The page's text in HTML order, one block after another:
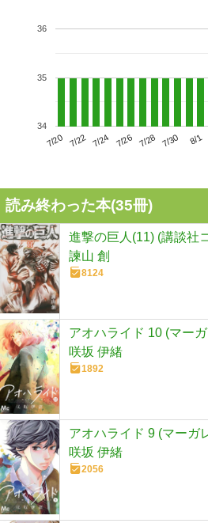
7/20 7/22 7/24 7/26 7/28 7/30 8/1
34
35
36
読み終わった本(35冊)
進撃の巨人(11) (講談社
諫山 創
8124
アオハライド 10 (マー
咲坂 伊緒
1892
アオハライド 9 (マーガ
咲坂 伊緒
2056